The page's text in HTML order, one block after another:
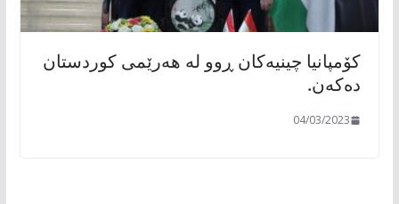
کۆمپانیا چینیەکان ڕوو لە هەرێمی کوردستان
دەکەن.
04/03/2023